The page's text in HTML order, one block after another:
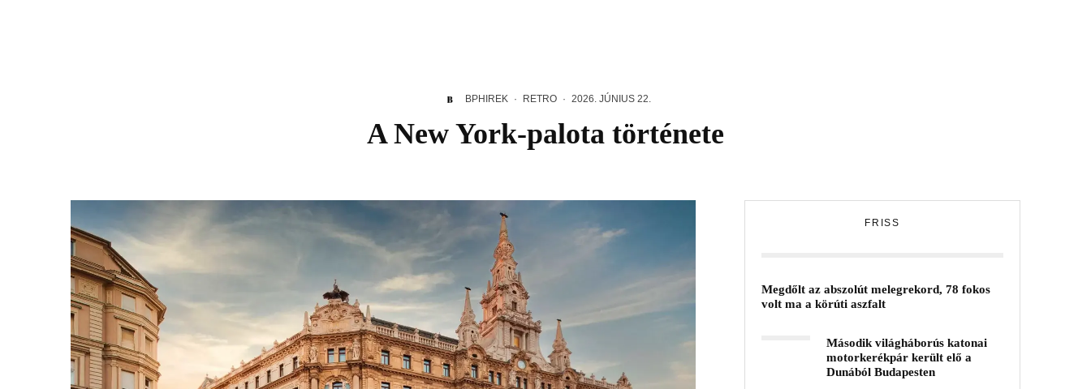
BPHIREK · RETRO · 2026. JÚNIUS 22.
A New York-palota története
FRISS
Megdőlt az abszolút melegrekord, 78 fokos
volt ma a körúti aszfalt
Második világháborús katonai
motorkerékpár került elő a
Dunából Budapesten